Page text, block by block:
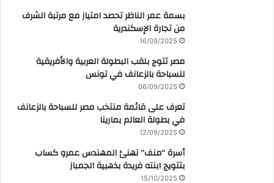
بسمة عمر الناظر تحصد امتياز مع مرتبة الشرف
من تجارة الإسكندرية
16/09/2025
مصر تتوج بلقب البطولة العربية والأفريقية
للسباحة بالزعانف في تونس
06/09/2025
تعرف على قائمة منتخب مصر للسباحة بالزعانف
في بطولة العالم بمارينا
12/09/2025
أسرة “منف” تهنئ المهندس عمرو كساب
بتتويج ابنته فريدة بذهبية الجمباز
15/10/2025